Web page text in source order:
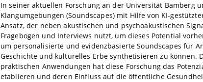
In seiner aktuellen Forschung an der Universität Bamberg
Klangumgebungen (Soundscapes) mit Hilfe von KI-
Ansatz, der neben akustischen und psychoakustischen
Fragebogen und Interviews nutzt, um dieses Potential
um personalisierte und evidenzbasierte Soundscapes für
Geschichte und kulturelles Erbe synthetisieren zu können.
praktischen Anwendungen hat diese Forschung das
etablieren und deren Einfluss auf die öffentliche